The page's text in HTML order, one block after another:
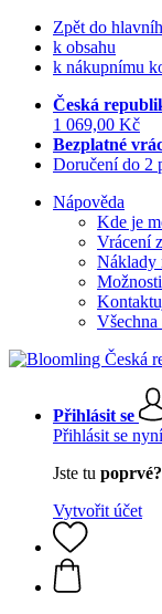
Zpět do
k obsahu
k nákupnímu
Česká
1 069,00 Kč
Bezplatné
Doručení do 2
Nápověda
Kde je
Vrácení
Náklady
Všechna
Přihlásit se
Přihlásit se nyní
Jste tu poprvé?
Vytvořit účet